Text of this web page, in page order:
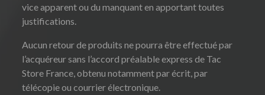
vice apparent ou du manquant en apportant toutes
justifications.
Aucun retour de produits ne pourra être effectué par
l’acquéreur sans l’accord préalable express de Tac
Store France, obtenu notamment par écrit, par
télécopie ou courrier électronique.